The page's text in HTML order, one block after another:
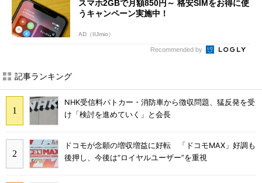
スマホ2GBで月額850円～ 格安SIMをお得に使
うキャンペーン実施中！
AD（IIJmio）
Recommended by
記事ランキング
NHK受信料パトカー・消防車から徴収問題、猛反発を受
け「検討を進めていく」と会長
ドコモが念願の増収増益に好転 「ドコモMAX」好調も
後押し、今後は“ロイヤルユーザー”を重視